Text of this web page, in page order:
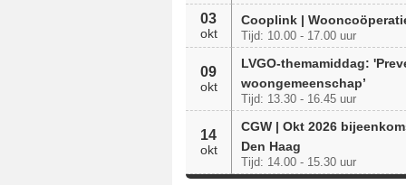
03
okt
Cooplink |
Tijd: 10.00 - 17.00 uur
09
okt
LVGO-themamiddag:
woongemeenschap’
Tijd: 13.30 - 16.45 uur
14
okt
CGW | Okt 2026
Den Haag
Tijd: 14.00 - 15.30 uur